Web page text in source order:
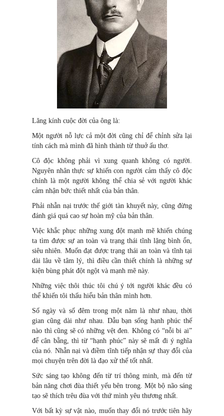
Lăng kính cuộc đời của ông là:
Một người nỗ lực cả một đời cũng chỉ để chỉnh sửa lại
tính cách mà mình đã hình thành từ thuở ấu thơ.
Cô độc không phải vì xung quanh không có người.
Nguyên nhân thực sự khiến con người cảm thấy cô độc
chính là một người không thể chia sẻ với người khác
cảm nhận bức thiết nhất của bản thân.
Phải nhẫn nại trước thế giới tàn khuyết này, cũng đừng
đánh giá quá cao sự hoàn mỹ của bản thân.
Việc khắc phục những xung đột mạnh mẽ khiến chúng
ta tìm được sự an toàn và trạng thái tĩnh lặng bình ổn,
siêu nhiên. Muốn đạt được trạng thái an toàn và tĩnh tại
dài lâu về tâm lý, thì điều cần thiết chính là những sự
kiện bùng phát đột ngột và mạnh mẽ này.
Những việc thôi thúc tôi chú ý tới người khác đều có
thể khiến tôi thấu hiểu bản thân mình hơn.
Số ngày và số đêm trong một năm là như nhau, thời
gian cũng dài như nhau. Dẫu bạn sống hạnh phúc thế
nào thì cũng sẽ có những vệt đen. Không có “nỗi bi ai”
để cân bằng, thì từ “hạnh phúc” này sẽ mất đi ý nghĩa
của nó. Nhẫn nại và điềm tĩnh tiếp nhận sự thay đổi của
mọi chuyện trên đời là đạo xử thế tốt nhất.
Sức sáng tạo không đến từ trí thông minh, mà đến từ
bản năng chơi đùa thiết yếu bên trong. Một bộ não sáng
tạo sẽ thích trêu đùa với thứ mình yêu thương nhất.
Với bất kỳ sự vật nào, muốn thay đổi nó trước tiên hãy